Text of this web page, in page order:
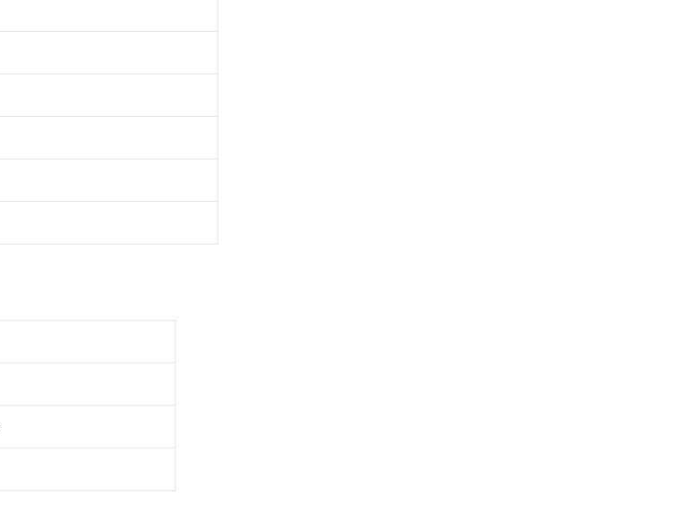
するもので、過去に遡って非含有を証明するものではありません。
４物質の対応では、対応完了までの期間は出荷製品に未対応品が
しておりました。
していることから、特段のことがない限り、2022年1月12日よ